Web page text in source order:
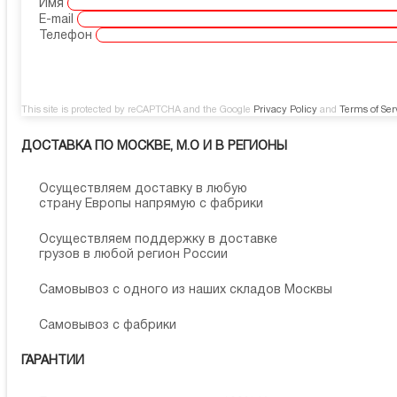
Имя
E-mail
Телефон
This site is protected by reCAPTCHA and the Google Privacy Policy and Terms of
ДОСТАВКА ПО МОСКВЕ, М.О И В РЕГИОНЫ
Осуществляем доставку в любую
страну Европы напрямую с фабрики
Осуществляем поддержку в доставке
грузов в любой регион России
Самовывоз с одного из наших складов Москвы
Самовывоз с фабрики
ГАРАНТИИ